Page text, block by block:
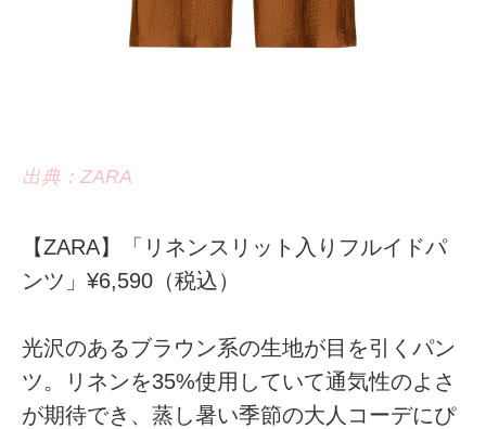
出典：ZARA
【ZARA】「リネンスリット入りフルイドパ
ンツ」¥6,590（税込）
光沢のあるブラウン系の生地が目を引くパン
ツ。リネンを35%使用していて通気性のよさ
が期待でき、蒸し暑い季節の大人コーデにぴ